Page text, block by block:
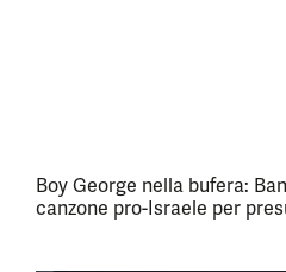
Boy George nella bufera:
canzone pro-Israele per